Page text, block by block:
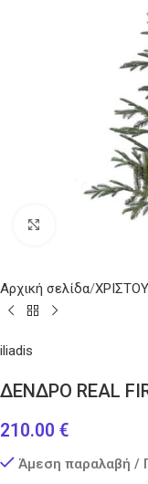
Κάντε κλικ για
Αρχική σελίδα
iliadis
ΔΕΝΔΡΟ REAL
210.00 €
Άμεση παραλαβή /